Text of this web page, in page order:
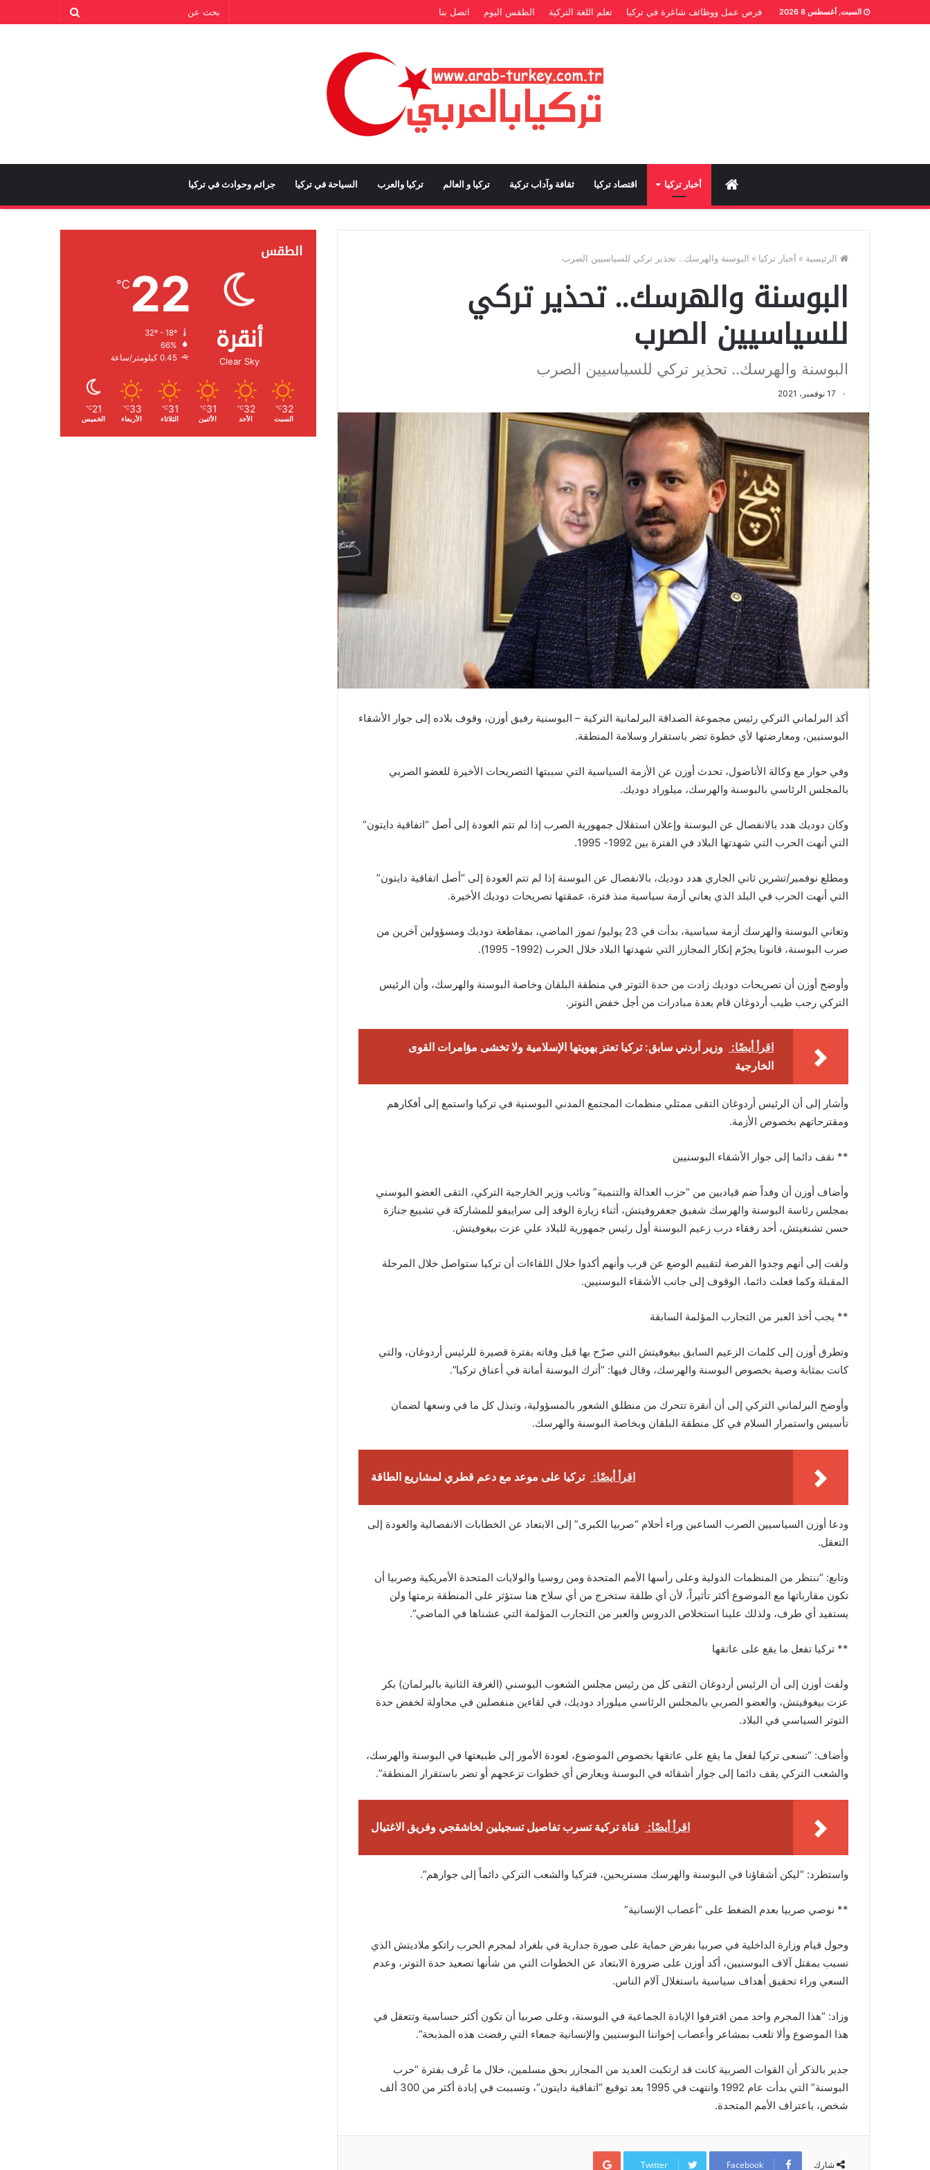
السبت, أغسطس 8 2026 فرص عمل ووظائف شاغرة في تركيا تعلم اللغة التركية الطقس اليوم اتصل بنا
Home أخبار تركيا اقتصاد تركيا ثقافة وآداب تركية تركيا و العالم تركيا والعرب السياحة في تركيا جرائم وحوادث في تركيا
الرئيسية » أخبار تركيا » البوسنة والهرسك.. تحذير تركي للسياسيين الصرب
البوسنة والهرسك.. تحذير تركي
للسياسيين الصرب
البوسنة والهرسك.. تحذير تركي للسياسيين الصرب
17 نوفمبر، 2021
أكد البرلماني التركي رئيس مجموعة الصداقة البرلمانية التركية – البوسنية رفيق أوزن، وقوف بلاده إلى جوار الأشقاء
البوسنيين، ومعارضتها لأي خطوة تضر باستقرار وسلامة المنطقة.
وفي حوار مع وكالة الأناضول، تحدث أوزن عن الأزمة السياسية التي سببتها التصريحات الأخيرة للعضو الصربي
بالمجلس الرئاسي بالبوسنة والهرسك، ميلوراد دوديك.
وكان دوديك هدد بالانفصال عن البوسنة وإعلان استقلال جمهورية الصرب إذا لم تتم العودة إلى أصل “اتفاقية دايتون”
التي أنهت الحرب التي شهدتها البلاد في الفترة بين 1992- 1995.
ومطلع نوفمبر/تشرين ثاني الجاري هدد دوديك، بالانفصال عن البوسنة إذا لم تتم العودة إلى “أصل اتفاقية دايتون”
التي أنهت الحرب في البلد الذي يعاني أزمة سياسية منذ فترة، عمقتها تصريحات دوديك الأخيرة.
وتعاني البوسنة والهرسك أزمة سياسية، بدأت في 23 يوليو/ تموز الماضي، بمقاطعة دوديك ومسؤولين آخرين من
صرب البوسنة، قانونا يجرّم إنكار المجازر التي شهدتها البلاد خلال الحرب (1992- 1995).
وأوضح أوزن أن تصريحات دوديك زادت من حدة التوتر في منطقة البلقان وخاصة البوسنة والهرسك، وأن الرئيس
التركي رجب طيب أردوغان قام بعدة مبادرات من أجل خفض التوتر.
اقرأ أيضًا:
وزير أردني سابق: تركيا تعتز بهويتها الإسلامية ولا تخشى مؤامرات القوى
الخارجية
وأشار إلى أن الرئيس أردوغان التقى ممثلي منظمات المجتمع المدني البوسنية في تركيا واستمع إلى أفكارهم
ومقترحاتهم بخصوص الأزمة.
** نقف دائما إلى جوار الأشقاء البوسنيين
وأضاف أوزن أن وفداً ضم قياديين من “حزب العدالة والتنمية” ونائب وزير الخارجية التركي، التقى العضو البوسني
بمجلس رئاسة البوسنة والهرسك شفيق جعفروفيتش، أثناء زيارة الوفد إلى سراييفو للمشاركة في تشييع جنازة
حسن تشنغيتش، أحد رفقاء درب زعيم البوسنة أول رئيس جمهورية للبلاد علي عزت بيغوفيتش.
ولفت إلى أنهم وجدوا الفرصة لتقييم الوضع عن قرب وأنهم أكدوا خلال اللقاءات أن تركيا ستواصل خلال المرحلة
المقبلة وكما فعلت دائما، الوقوف إلى جانب الأشقاء البوسنيين.
** يجب أخذ العبر من التجارب المؤلمة السابقة
وتطرق أوزن إلى كلمات الزعيم السابق بيغوفيتش التي صرّح بها قبل وفاته بفترة قصيرة للرئيس أردوغان، والتي
كانت بمثابة وصية بخصوص البوسنة والهرسك، وقال فيها: “أترك البوسنة أمانة في أعناق تركيا”.
وأوضح البرلماني التركي إلى أن أنقرة تتحرك من منطلق الشعور بالمسؤولية، وتبذل كل ما في وسعها لضمان
تأسيس واستمرار السلام في كل منطقة البلقان وبخاصة البوسنة والهرسك.
اقرأ أيضًا: تركيا على موعد مع دعم قطري لمشاريع الطاقة
ودعا أوزن السياسيين الصرب الساعين وراء أحلام “صربيا الكبرى” إلى الابتعاد عن الخطابات الانفصالية والعودة إلى
التعقل.
وتابع: “ننتظر من المنظمات الدولية وعلى رأسها الأمم المتحدة ومن روسيا والولايات المتحدة الأمريكية وصربيا أن
تكون مقارباتها مع الموضوع أكثر تأثيراً، لأن أي طلقة ستخرج من أي سلاح هنا ستؤثر على المنطقة برمتها ولن
يستفيد أي طرف، ولذلك علينا استخلاص الدروس والعبر من التجارب المؤلمة التي عشناها في الماضي”.
** تركيا تفعل ما يقع على عاتقها
ولفت أوزن إلى أن الرئيس أردوغان التقى كل من رئيس مجلس الشعوب البوسني (الغرفة الثانية بالبرلمان) بكر
عزت بيغوفيتش، والعضو الصربي بالمجلس الرئاسي ميلوراد دوديك، في لقاءين منفصلين في محاولة لخفض حدة
التوتر السياسي في البلاد.
وأضاف: “تسعى تركيا لفعل ما يقع على عاتقها بخصوص الموضوع، لعودة الأمور إلى طبيعتها في البوسنة والهرسك،
والشعب التركي يقف دائما إلى جوار أشقائه في البوسنة ويعارض أي خطوات تزعجهم أو تضر باستقرار المنطقة”.
اقرأ أيضًا: قناة تركية تسرب تفاصيل تسجيلين لخاشقجي وفريق الاغتيال
واستطرد: “ليكن أشقاؤنا في البوسنة والهرسك مستريحين، فتركيا والشعب التركي دائماً إلى جوارهم”.
** نوصي صربيا بعدم الضغط على “أعصاب الإنسانية”
وحول قيام وزارة الداخلية في صربيا بفرض حماية على صورة جدارية في بلغراد لمجرم الحرب راتكو ملاديتش الذي
تسبب بمقتل آلاف البوسنيين، أكد أوزن على ضرورة الابتعاد عن الخطوات التي من شأنها تصعيد حدة التوتر، وعدم
السعي وراء تحقيق أهداف سياسية باستغلال آلام الناس.
وزاد: “هذا المجرم واحد ممن اقترفوا الإبادة الجماعية في البوسنة، وعلى صربيا أن تكون أكثر حساسية وتتعقل في
هذا الموضوع وألا تلعب بمشاعر وأعصاب إخواننا البوسنيين والإنسانية جمعاء التي رفضت هذه المذبحة”.
جدير بالذكر أن القوات الصربية كانت قد ارتكبت العديد من المجازر بحق مسلمين، خلال ما عُرف بفترة “حرب
البوسنة” التي بدأت عام 1992 وانتهت في 1995 بعد توقيع “اتفاقية دايتون”، وتسببت في إبادة أكثر من 300 ألف
شخص، باعتراف الأمم المتحدة.
شارك Facebook
Twitter
Google+
الطقس
أنقرة
Clear Sky
22
℃
الرطوبة:
الرياح:
32
℃
السبت
32
℃
الأحد
31
℃
الأثنين
31
℃
الثلاثاء
33
℃
الأربعاء
21
℃
الخميس